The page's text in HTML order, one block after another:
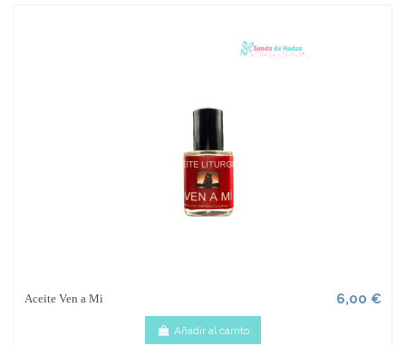
Aceite Ven a Mi 6,00 €
Añadir al carrito